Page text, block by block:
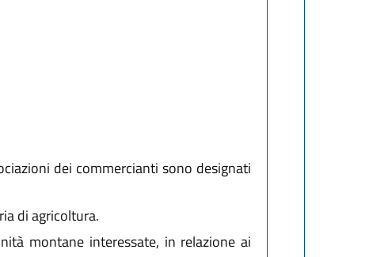
dei commercianti sono designati
di agricoltura.
montane interessate, in relazione ai